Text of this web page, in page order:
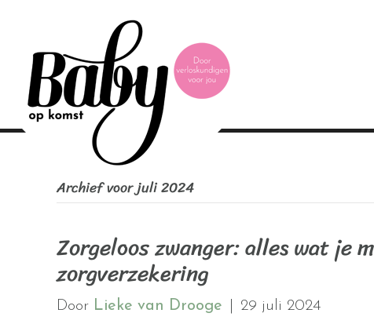
Archief voor juli 2024
Zorgeloos zwanger: alles wat je
zorgverzekering
Door Lieke van Drooge 29 juli 2024